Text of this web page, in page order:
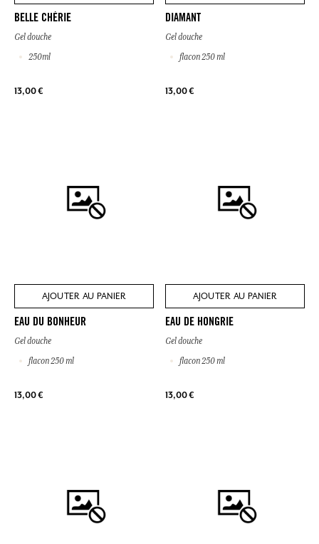
BELLE CHÉRIE
Gel douche
250ml
13,00 €
DIAMANT
Gel douche
flacon 250 ml
13,00 €
AJOUTER AU PANIER
EAU DU BONHEUR
Gel douche
flacon 250 ml
13,00 €
AJOUTER AU PANIER
EAU DE HONGRIE
Gel douche
flacon 250 ml
13,00 €